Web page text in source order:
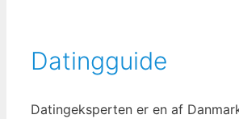
Datingguide
Datingeksperten er en af